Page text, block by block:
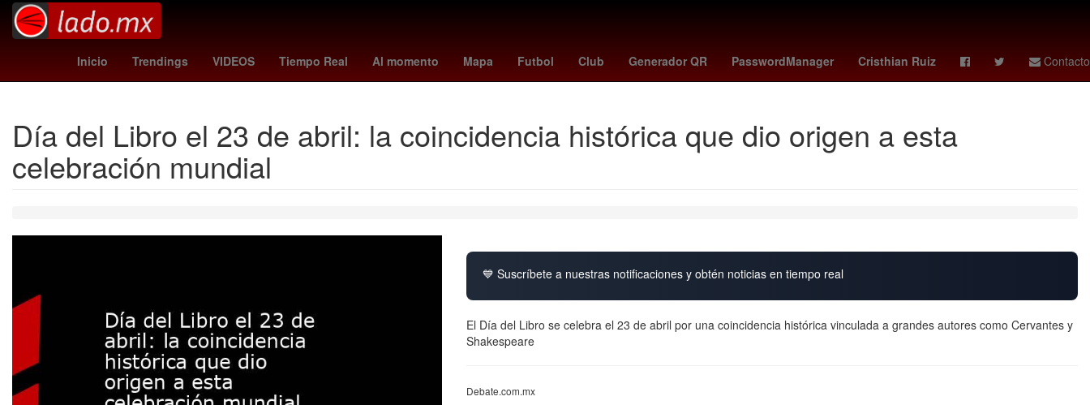
Inicio Trendings VIDEOS Tiempo Real Al momento Mapa Futbol Club Generador QR PasswordManager Cristhian Ruiz Contacto
abus magomedov loteria nacional 15 de febrero 2026 vacunación contra el sarampión tigres - real salt lake cofre de perote walker iii Hugo Lloris Empresa Nueva York Aguascalientes
Día del Libro el 23 de abril: la coincidencia histórica que dio origen a esta
celebración mundial
💙 Suscríbete a nuestras notificaciones y obtén noticias en tiempo real
El Día del Libro se celebra el 23 de abril por una coincidencia histórica vinculada a grandes autores como Cervantes y
Shakespeare
Debate.com.mx